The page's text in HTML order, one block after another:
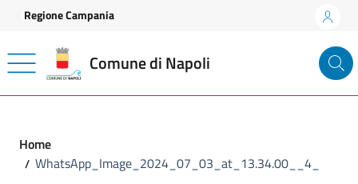
Vai ai contenuti
Vai al footer
Regione Campania
Comune di Napoli
Home
WhatsApp_Image_2024_07_03_at_13.34.00__4_